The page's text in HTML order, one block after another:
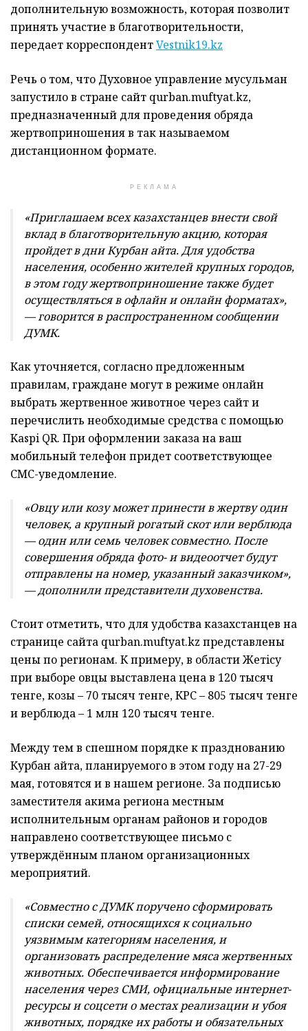
дополнительную возможность, которая позволит
принять участие в благотворительности,
передает корреспондентVestnik19.kz
Речь о том, что Духовное управление мусульман
запустило в стране сайт qurban.muftyat.kz,
предназначенный для проведения обряда
жертвоприношения в так называемом
дистанционном формате.
РЕКЛАМА
«Приглашаем всех казахстанцев внести свой
вклад в благотворительную акцию, которая
пройдет в дни Курбан айта. Для удобства
населения, особенно жителей крупных городов,
в этом году жертвоприношение также будет
осуществляться в офлайн и онлайн форматах»,
— говорится в распространенном сообщении
ДУМК.
Как уточняется, согласно предложенным
правилам, граждане могут в режиме онлайн
выбрать жертвенное животное через сайт и
перечислить необходимые средства с помощью
Kaspi QR. При оформлении заказа на ваш
мобильный телефон придет соответствующее
СМС-уведомление.
«Овцу или козу может принести в жертву один
человек, а крупный рогатый скот или верблюда
— один или семь человек совместно. После
совершения обряда фото- и видеоотчет будут
отправлены на номер, указанный заказчиком»,
— дополнили представители духовенства.
Стоит отметить, что для удобства казахстанцев на
странице сайта qurban.muftyat.kz представлены
цены по регионам. К примеру, в области Жетiсу
при выборе овцы выставлена цена в 120 тысяч
тенге, козы – 70 тысяч тенге, КРС – 805 тысяч тенге
и верблюда – 1 млн 120 тысяч тенге.
Между тем в спешном порядке к празднованию
Курбан айта, планируемого в этом году на 27-29
мая, готовятся и в нашем регионе. За подписью
заместителя акима региона местным
исполнительным органам районов и городов
направлено соответствующее письмо с
утверждённым планом организационных
мероприятий.
«Совместно с ДУМК поручено сформировать
списки семей, относящихся к социально
уязвимым категориям населения, и
организовать распределение мяса жертвенных
животных. Обеспечивается информирование
населения через СМИ, официальные интернет-
ресурсы и соцсети о местах реализации и убоя
животных, порядке их работы и обязательных